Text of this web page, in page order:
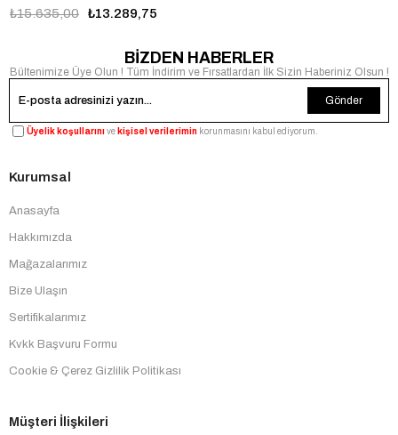
₺13.289,75
₺15.635,00
BİZDEN HABERLER
Bültenimize Üye Olun ! Tüm İndirim ve Fırsatlardan İlk Sizin Haberiniz Olsun !
Gönder
Üyelik koşullarınıve kişisel verilerimin korunmasını kabul ediyorum.
Kurumsal
Anasayfa
Hakkımızda
Mağazalarımız
Bize Ulaşın
Sertifikalarımız
Kvkk Başvuru Formu
Cookie & Çerez Gizlilik Politikası
Müşteri İlişkileri